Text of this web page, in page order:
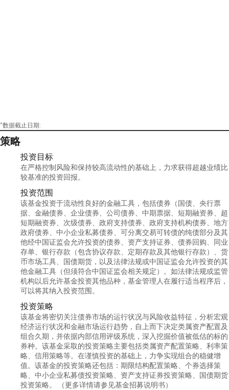
*数据截止日期:
策略
投资目标
在严格控制风险和保持较高流动性的基础上，力求获得超越业绩比
较基准的投资回报。
投资范围
该基金投资于流动性良好的金融工具，包括债券（国债、央行票
据、金融债券、企业债券、公司债券、中期票据、短期融资券、超
短期融资券、次级债券、政府支持债券、政府支持机构债券、地方
政府债券、中小企业私募债券、可分离交易可转债的纯债部分及其
他经中国证监会允许投资的债券、资产支持证券、债券回购、同业
存单、银行存款（包含协议存款、定期存款及其他银行存款）、货
币市场工具、国债期货，以及法律法规或中国证监会允许投资的其
他金融工具（但须符合中国证监会相关规定）。如法律法规或监管
机构以后允许基金投资其他品种，基金管理人在履行适当程序后，
可以将其纳入投资范围。
投资策略
该基金将密切关注债券市场的运行状况与风险收益特征，分析宏观
经济运行状况和金融市场运行趋势，自上而下决定类属资产配置及
组合久期，并依据内部信用评级系统，深入挖掘价值被低估的标的
券种。该基金采取的投资策略主要包括类属资产配置策略、利率策
略、信用策略等。在谨慎投资的基础上，力争实现组合的稳健增
值。该基金的投资策略还包括：期限结构配置策略、个券选择策
略、中小企业私募债投资策略、资产支持证券投资策略、国债期货
投资策略。 （更多详情请参见基金招募说明书）